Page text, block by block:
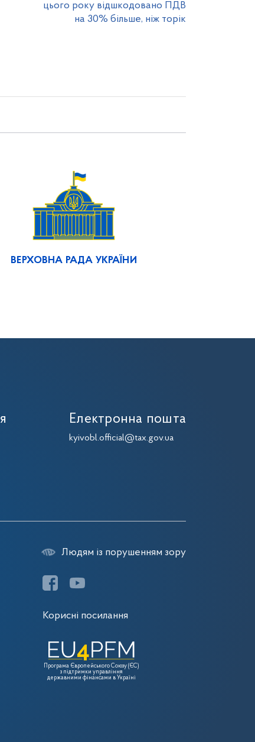
цього року відшкодовано ПДВ
на 30% більше, ніж торік
ВЕРХОВНА РАДА УКРАЇНИ
Електронна пошта
kyivobl.official@tax.gov.ua
Людям із порушенням зору
Корисні посилання
Програма Європейського Союзу (ЄС)
з підтримки управління
державними фінансами в Україні